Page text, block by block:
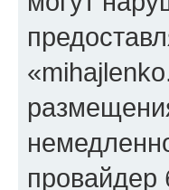
провайдер